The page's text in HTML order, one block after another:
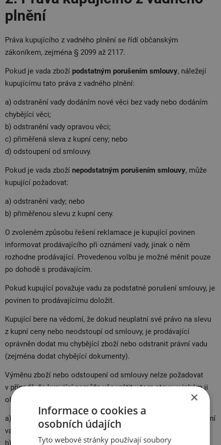
plnění
Práva kupujícího z vadného plnění se řídí občanským
zákoníkem, zejména § 2099 až 2117.
Pokud je vada zboží podstatným porušením smlouvy, náležejí
kupujícímu tato práva z vadného plnění:
a) odstranění vady dodáním nové věci bez vady nebo dodáním
chybějící věci;
b) odstranění vady opravou věci;
c) přiměřená sleva z kupní ceny; nebo
d) odstoupení od smlouvy.
Pokud je vada zboží nepodstatným porušením smlouvy, může
kupující požadovat:
a) odstranění vady; nebo
b) přiměřenou slevu z kupní ceny.
O zvoleném způsobu řešení reklamace je kupující povinen
informovat prodávajícího při oznámení vady, jinak o něm
rozhodne prodávající. Provedenou volbu je možné měnit pouze
po dohodě s prodávajícím.
Pokud kupující považuje vadu za podstatné porušení smlouvy, je
povinen to prodávajícímu doložit.
Kupující bere na vědomí, že dokud neuplatní své právo na slevu
z kupní ceny nebo neodstoupí od smlouvy, je prodávající
oprávněn dodat mu chybějící zboží nebo odstranit právní vadu
(zejména dodat chybějící dokumenty).
Výměnu zboží nebo odstoupení od smlouvy nelze požadovat
v případě, že kupující nemůže věc vrátit v tom stavu, v jakém ji
obdržel. To neplatí v případě, že:
a) došlo ke změně stavu v důsledku prohlídky za účelem zjištění
vady věci;
b) kupující použil věc ještě před objevením vady;
×
Informace o cookies a
osobních údajích
Tyto webové stránky používají soubory